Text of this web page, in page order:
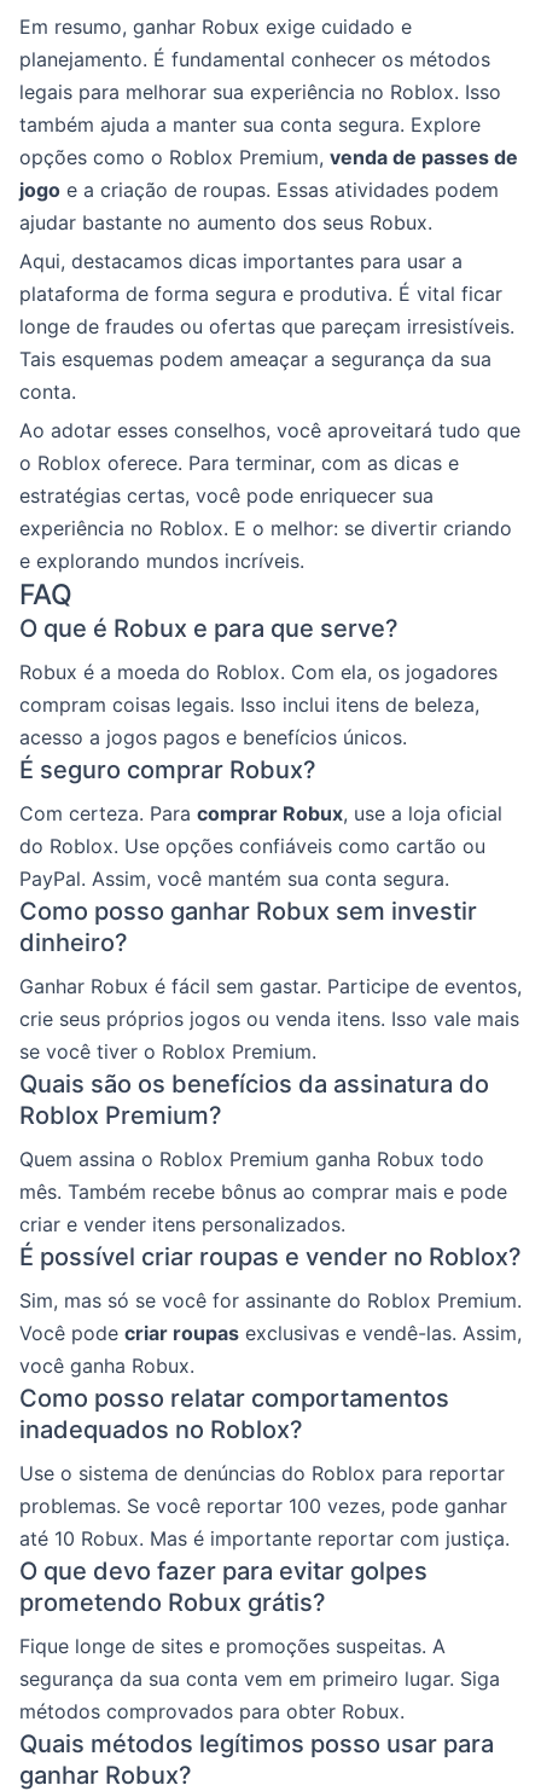
Em resumo, ganhar Robux exige cuidado e
planejamento. É fundamental conhecer os métodos
legais para melhorar sua experiência no Roblox. Isso
também ajuda a manter sua conta segura. Explore
opções como o Roblox Premium, venda de passes de
jogo e a criação de roupas. Essas atividades podem
ajudar bastante no aumento dos seus Robux.
Aqui, destacamos dicas importantes para usar a
plataforma de forma segura e produtiva. É vital ficar
longe de fraudes ou ofertas que pareçam irresistíveis.
Tais esquemas podem ameaçar a segurança da sua
conta.
Ao adotar esses conselhos, você aproveitará tudo que
o Roblox oferece. Para terminar, com as dicas e
estratégias certas, você pode enriquecer sua
experiência no Roblox. E o melhor: se divertir criando
e explorando mundos incríveis.
FAQ
O que é Robux e para que serve?
Robux é a moeda do Roblox. Com ela, os jogadores
compram coisas legais. Isso inclui itens de beleza,
acesso a jogos pagos e benefícios únicos.
É seguro comprar Robux?
Com certeza. Para comprar Robux, use a loja oficial
do Roblox. Use opções confiáveis como cartão ou
PayPal. Assim, você mantém sua conta segura.
Como posso ganhar Robux sem investir
dinheiro?
Ganhar Robux é fácil sem gastar. Participe de eventos,
crie seus próprios jogos ou venda itens. Isso vale mais
se você tiver o Roblox Premium.
Quais são os benefícios da assinatura do
Roblox Premium?
Quem assina o Roblox Premium ganha Robux todo
mês. Também recebe bônus ao comprar mais e pode
criar e vender itens personalizados.
É possível criar roupas e vender no Roblox?
Sim, mas só se você for assinante do Roblox Premium.
Você pode criar roupas exclusivas e vendê-las. Assim,
você ganha Robux.
Como posso relatar comportamentos
inadequados no Roblox?
Use o sistema de denúncias do Roblox para reportar
problemas. Se você reportar 100 vezes, pode ganhar
até 10 Robux. Mas é importante reportar com justiça.
O que devo fazer para evitar golpes
prometendo Robux grátis?
Fique longe de sites e promoções suspeitas. A
segurança da sua conta vem em primeiro lugar. Siga
métodos comprovados para obter Robux.
Quais métodos legítimos posso usar para
ganhar Robux?